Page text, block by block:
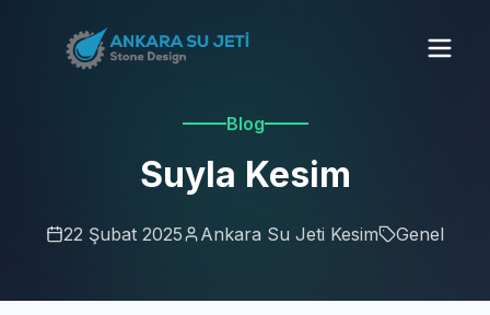
Blog
Suyla Kesim
22 Şubat 2025 Ankara Su Jeti Kesim Genel